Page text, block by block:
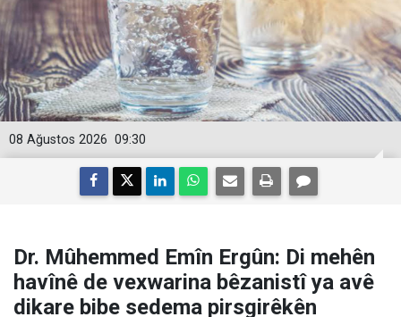
09:30
08 Ağustos 2026
Dr. Mûhemmed Emîn Ergûn: Di mehên
havînê de vexwarina bêzanistî ya avê
dikare bibe sedema pirsgirêkên